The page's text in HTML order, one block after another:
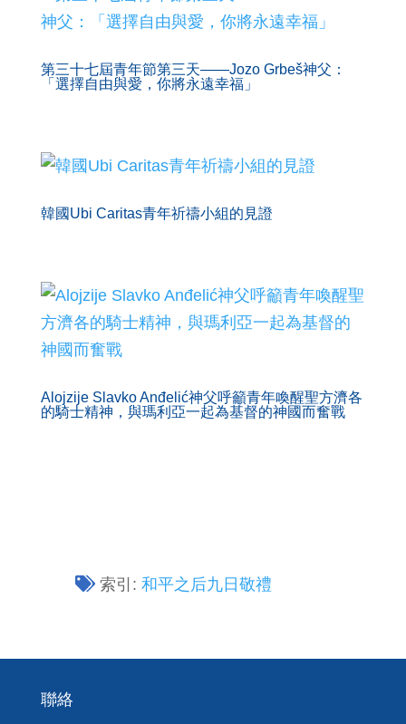
第三十七屆青年節第三天——Jozo Grbeš神父：
「選擇自由與愛，你將永遠幸福」
韓國Ubi Caritas青年祈禱小組的見證
Alojzije Slavko Anđelić神父呼籲青年喚醒聖方濟各
的騎士精神，與瑪利亞一起為基督的神國而奮戰
索引:和平之后九日敬禮
聯絡